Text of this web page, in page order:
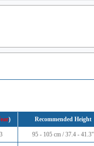
) Recommended Height
95 - 105 cm / 37.4 - 41.3"